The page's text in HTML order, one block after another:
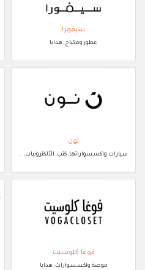
سيفورا
عطور ومكياج, هدايا
نون
سيارات واكسسواراتها, كتب, الألكترونيات, ..
فوغا كلوسيت
موضة واكسسوارات, هدايا